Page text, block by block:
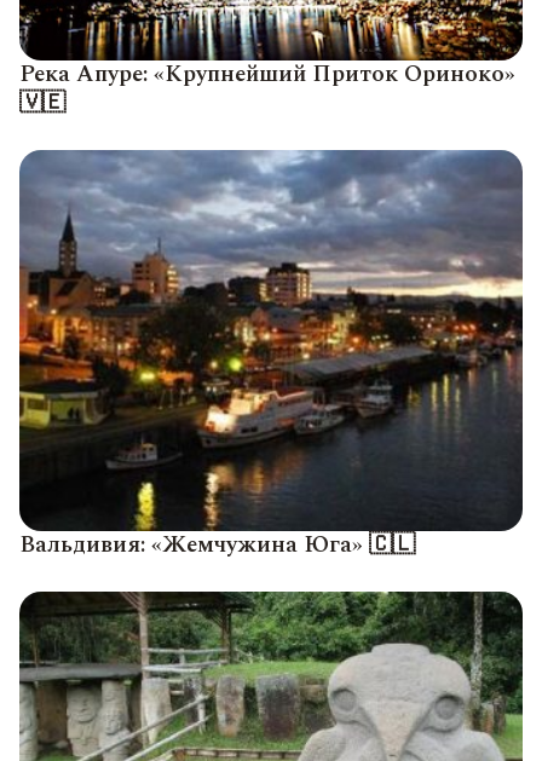
Река Апуре: «Крупнейший Приток Ориноко»
🇻🇪
Вальдивия: «Жемчужина Юга» 🇨🇱